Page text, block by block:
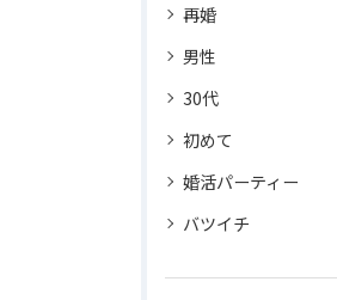
再婚
男性
30代
初めて
婚活パーティー
バツイチ